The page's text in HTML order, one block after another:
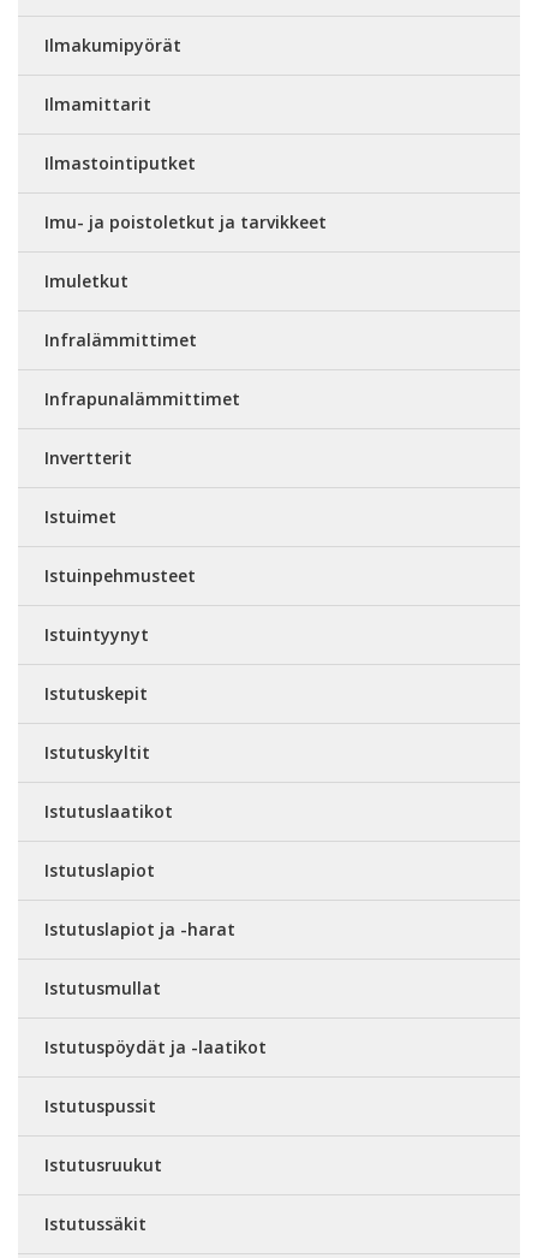
Ilmakumipyörät
Ilmamittarit
Ilmastointiputket
Imu- ja poistoletkut ja tarvikkeet
Imuletkut
Infralämmittimet
Infrapunalämmittimet
Invertterit
Istuimet
Istuinpehmusteet
Istuintyynyt
Istutuskepit
Istutuskyltit
Istutuslaatikot
Istutuslapiot
Istutuslapiot ja -harat
Istutusmullat
Istutuspöydät ja -laatikot
Istutuspussit
Istutusruukut
Istutussäkit